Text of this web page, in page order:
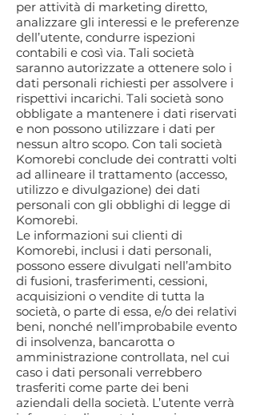
per attività di marketing diretto,
analizzare gli interessi e le preferenze
dell’utente, condurre ispezioni
contabili e così via. Tali società
saranno autorizzate a ottenere solo i
dati personali richiesti per assolvere i
rispettivi incarichi. Tali società sono
obbligate a mantenere i dati riservati
e non possono utilizzare i dati per
nessun altro scopo. Con tali società
Komorebi conclude dei contratti volti
ad allineare il trattamento (accesso,
utilizzo e divulgazione) dei dati
personali con gli obblighi di legge di
Komorebi.
Le informazioni sui clienti di
Komorebi, inclusi i dati personali,
possono essere divulgati nell’ambito
di fusioni, trasferimenti, cessioni,
acquisizioni o vendite di tutta la
società, o parte di essa, e/o dei relativi
beni, nonché nell’improbabile evento
di insolvenza, bancarotta o
amministrazione controllata, nel cui
caso i dati personali verrebbero
trasferiti come parte dei beni
aziendali della società. L’utente verrà